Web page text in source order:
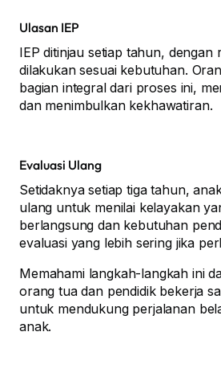
Ulasan IEP
IEP ditinjau setiap tahun, dengan
dilakukan sesuai kebutuhan.
bagian integral dari proses ini,
dan menimbulkan kekhawatiran.
Evaluasi Ulang
Setidaknya setiap tiga tahun,
ulang untuk menilai kelayakan
berlangsung dan kebutuhan
evaluasi yang lebih sering jika
Memahami langkah-langkah ini
orang tua dan pendidik bekerja
untuk mendukung perjalanan
anak.